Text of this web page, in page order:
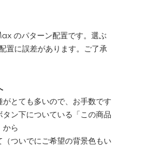
のパターン配置です。選ぶ
置に誤差があります。ご了承
とても多いので、お手数です
ン下についている「この商品
から
（ついでにご希望の背景色もい